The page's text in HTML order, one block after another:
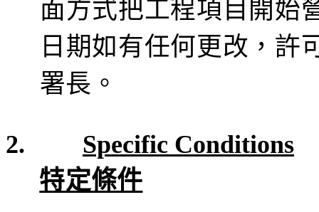
面方式把工程項目 開始
日期如有任何更改，許
署長。
2. Specific Conditions
特定條件